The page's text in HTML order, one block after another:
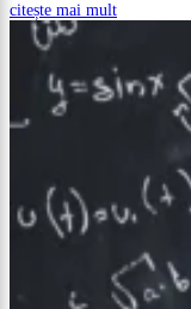
citește mai mult